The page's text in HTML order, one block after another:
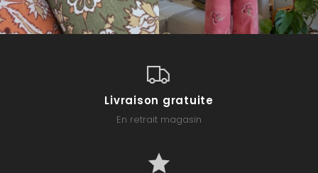
Livraison gratuite
En retrait magasin